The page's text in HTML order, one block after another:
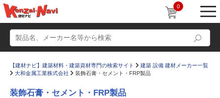
0
【建材ナビ】建築材料・建築資材専門の検索サイト
建築 設備 建材メーカー一覧
大和金属工業株式会社
装飾石膏・セメント・FRP製品
装飾石膏・セメント・FRP製品